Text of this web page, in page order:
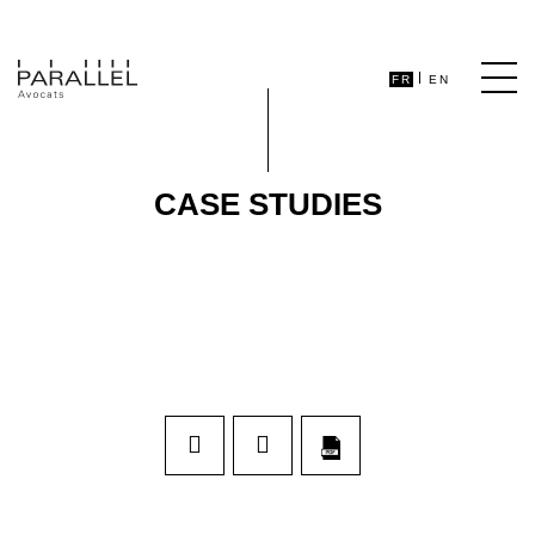
FR EN
CASE STUDIES